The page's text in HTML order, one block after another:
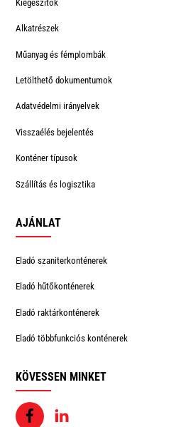
Kiegészítők
Alkatrészek
Műanyag és fémplombák
Letölthető dokumentumok
Adatvédelmi irányelvek
Visszaélés bejelentés
Konténer típusok
Szállítás és logisztika
AJÁNLAT
Eladó szaniterkonténerek
Eladó hűtőkonténerek
Eladó raktárkonténerek
Eladó többfunkciós konténerek
KÖVESSEN MINKET